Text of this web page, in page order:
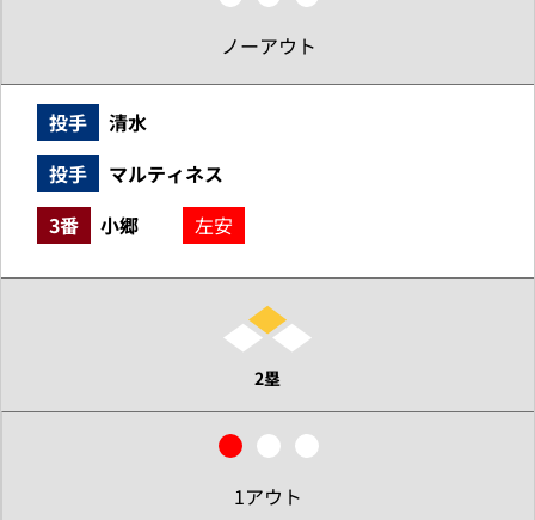
ノーアウト
投手
清水
投手
マルティネス
3番
小郷 左安
2塁
1アウト